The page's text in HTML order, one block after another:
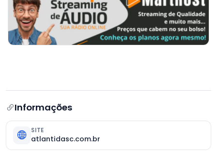
Informações
SITE
atlantidasc.com.br